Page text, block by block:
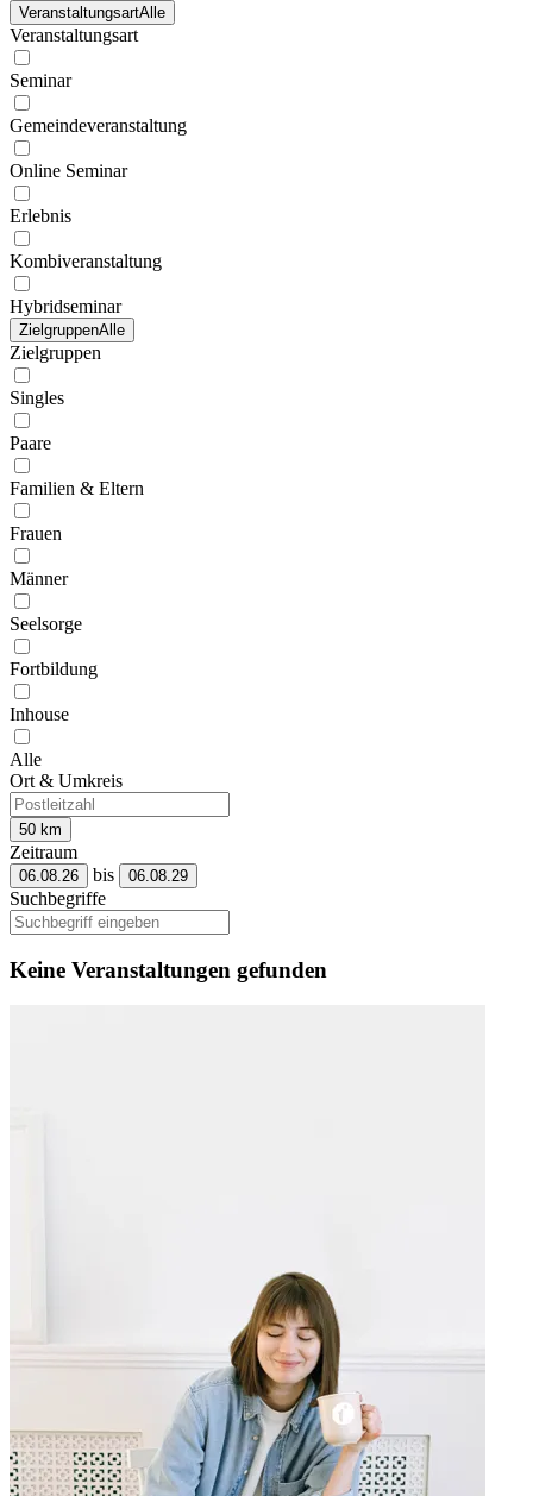
VeranstaltungsartAlle
Veranstaltungsart
Seminar
Gemeindeveranstaltung
Online Seminar
Erlebnis
Kombiveranstaltung
Hybridseminar
ZielgruppenAlle
Zielgruppen
Singles
Paare
Familien & Eltern
Frauen
Männer
Seelsorge
Fortbildung
Inhouse
Alle
Ort & Umkreis
50 km
Zeitraum
06.08.26 bis 06.08.29
Suchbegriffe
Keine Veranstaltungen gefunden